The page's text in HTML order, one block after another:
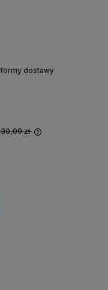
dostawy
zł